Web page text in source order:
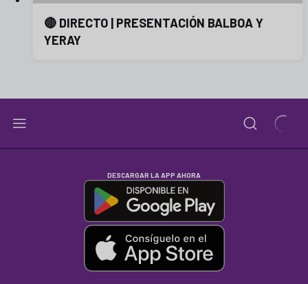
🔴 DIRECTO | PRESENTACIÓN BALBOA Y
YERAY
DESCARGAR LA APP AHORA